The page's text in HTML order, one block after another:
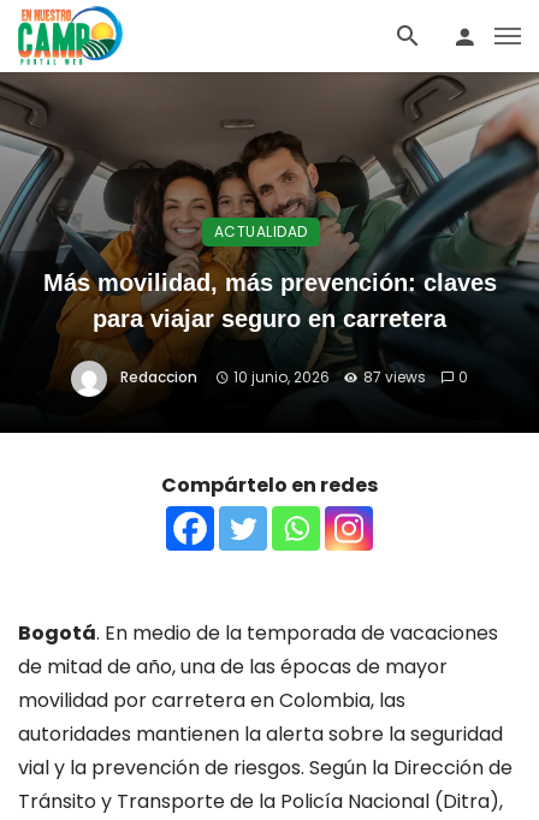
ACTUALIDAD
Más movilidad, más prevención: claves
para viajar seguro en carretera
Redaccion 10 junio, 2026 87 views 0
Compártelo en redes
Bogotá. En medio de la temporada de vacaciones
de mitad de año, una de las épocas de mayor
movilidad por carretera en Colombia, las
autoridades mantienen la alerta sobre la seguridad
vial y la prevención de riesgos. Según la Dirección de
Tránsito y Transporte de la Policía Nacional (Ditra),